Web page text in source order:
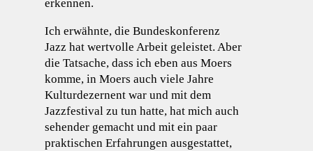
erkennen.
Ich erwähnte, die Bundeskonferenz
Jazz hat wertvolle Arbeit geleistet. Aber
die Tatsache, dass ich eben aus Moers
komme, in Moers auch viele Jahre
Kulturdezernent war und mit dem
Jazzfestival zu tun hatte, hat mich auch
sehender gemacht und mit ein paar
praktischen Erfahrungen ausgestattet,